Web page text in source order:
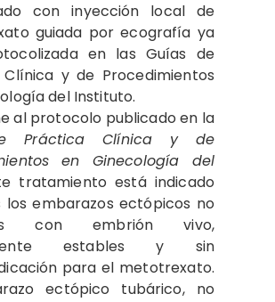
con inyección local de
guiada por ecografía ya
en las Guías de
y de Procedimientos
del Instituto.
al protocolo publicado en la
Práctica Clínica y de
en Ginecología del
tratamiento está indicado
los embarazos ectópicos no
con embrión vivo,
estables y sin
para el metotrexato.
ectópico tubárico, no